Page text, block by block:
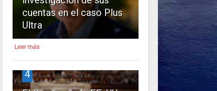
cuentas en el caso Plus
Ultra
Leer más
4